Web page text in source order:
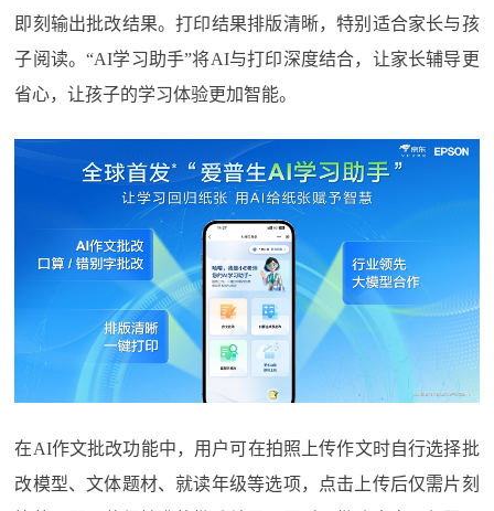
即刻输出批改结果。打印结果排版清晰，特别适合家长与孩
子阅读。“AI学习助手”将AI与打印深度结合，让家长辅导更
省心，让孩子的学习体验更加智能。
在AI作文批改功能中，用户可在拍照上传作文时自行选择批
改模型、文体题材、就读年级等选项，点击上传后仅需片刻